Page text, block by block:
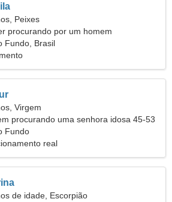
Peixes
procurando por um homem
Fundo, Brasil
Virgem
procurando uma senhora idosa 45-53
Fundo
real
de idade, Escorpião